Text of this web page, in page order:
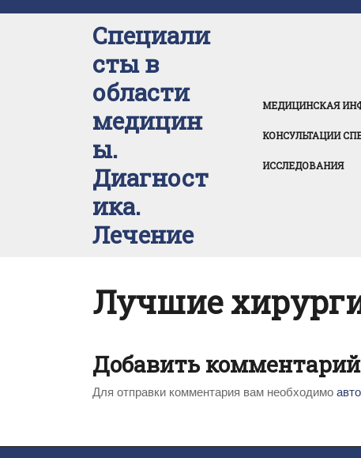
Специали
сты в
области
медицин
ы.
Диагност
ика.
Лечение
МЕДИЦИНСКАЯ
КОНСУЛЬТАЦИИ
ИССЛЕДОВАНИЯ
Лучшие
Добавить комментарий
Для отправки комментария вам необходимо